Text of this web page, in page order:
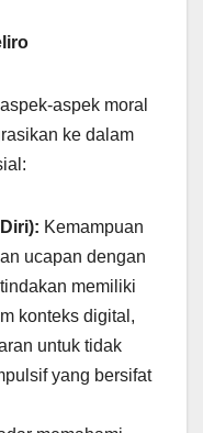
aspek moral
ke dalam
Kemampuan
ucapan dengan
memiliki
konteks digital,
untuk tidak
yang bersifat